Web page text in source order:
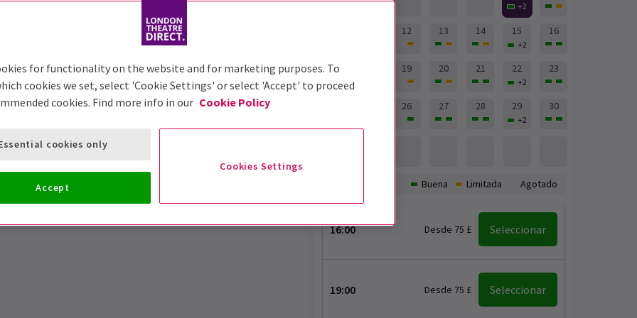
End de Magic Mike
+2
12 13 14 15
+2
16
17 19 20 21 22
+2
23
26 27 28 29
+2
30
16:00 Desde 75 £ Seleccionar
19:00 Desde 75 £ Seleccionar
Buena Limitada Agotado
for functionality on the website and for marketing purposes. To
cookies we set, select 'Cookie Settings' or select 'Accept' to proceed
cookies. Find more info in our Cookie Policy
Cookies Settings
cookies only
Accept